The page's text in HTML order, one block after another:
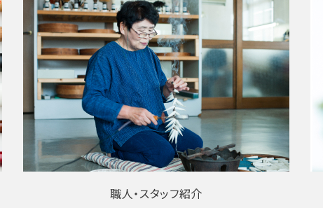
職人・スタッフ紹介